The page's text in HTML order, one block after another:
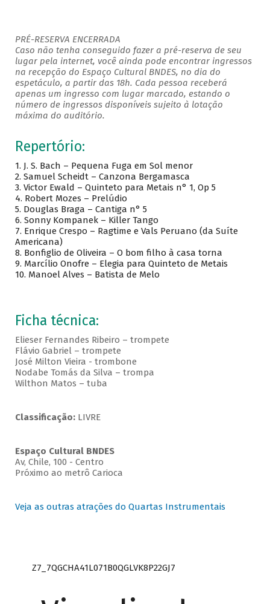
PRÉ-RESERVA ENCERRADA
Caso não tenha conseguido fazer a pré-reserva de seu
lugar pela internet, você ainda pode encontrar ingressos
na recepção do Espaço Cultural BNDES, no dia do
espetáculo, a partir das 18h. Cada pessoa receberá
apenas um ingresso com lugar marcado, estando o
número de ingressos disponíveis sujeito à lotação
máxima do auditório.
Repertório:
1. J. S. Bach – Pequena Fuga em Sol menor
2. Samuel Scheidt – Canzona Bergamasca
3. Victor Ewald – Quinteto para Metais n° 1, Op 5
4. Robert Mozes – Prelúdio
5. Douglas Braga – Cantiga n° 5
6. Sonny Kompanek – Killer Tango
7. Enrique Crespo – Ragtime e Vals Peruano (da Suíte
Americana)
8. Bonfiglio de Oliveira – O bom filho à casa torna
9. Marcílio Onofre – Elegia para Quinteto de Metais
10. Manoel Alves – Batista de Melo
Ficha técnica:
Elieser Fernandes Ribeiro – trompete
Flávio Gabriel – trompete
José Milton Vieira - trombone
Nodabe Tomás da Silva – trompa
Wilthon Matos – tuba
Classificação:LIVRE
Espaço Cultural BNDES
Av, Chile, 100 - Centro
Próximo ao metrô Carioca
Veja as outras atrações do Quartas Instrumentais
Z7_7QGCHA41L071B0QGLVK8P22GJ7